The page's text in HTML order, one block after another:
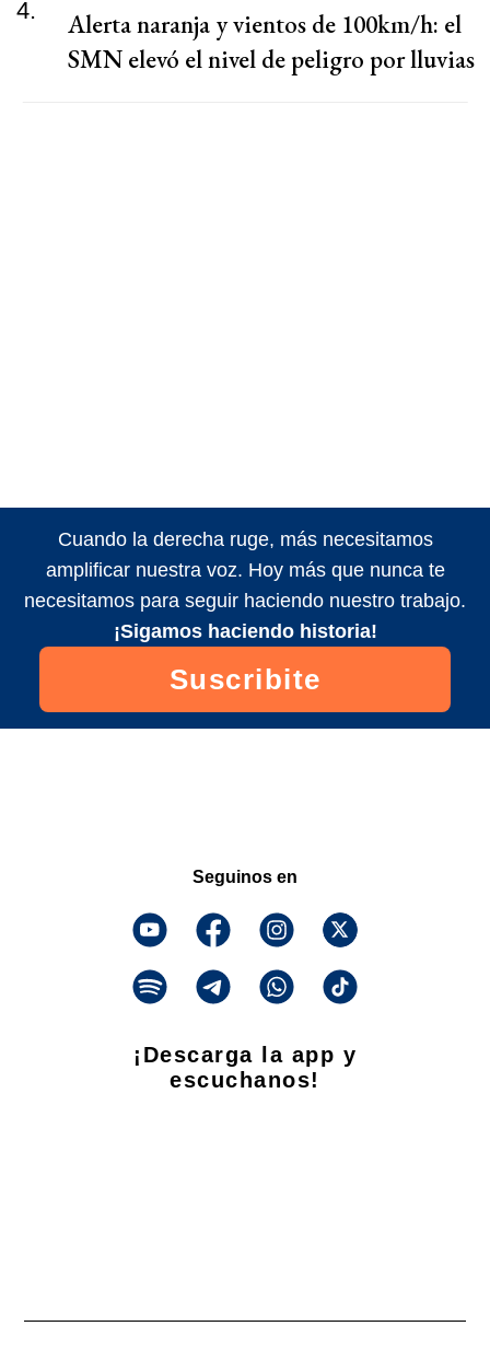
4.
Alerta naranja y vientos de 100km/h: el
SMN elevó el nivel de peligro por lluvias
Cuando la derecha ruge, más necesitamos
amplificar nuestra voz. Hoy más que nunca te
necesitamos para seguir haciendo nuestro trabajo.
¡Sigamos haciendo historia!
Suscribite
Seguinos en
¡Descarga la app y
escuchanos!